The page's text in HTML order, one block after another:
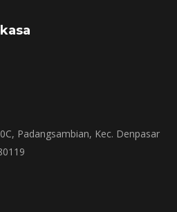
Padangsambian, Kec. Denpasar